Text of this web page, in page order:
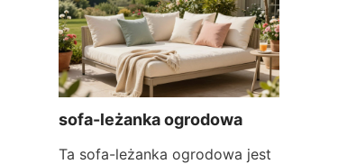
sofa-leżanka ogrodowa
Ta sofa-leżanka ogrodowa jest